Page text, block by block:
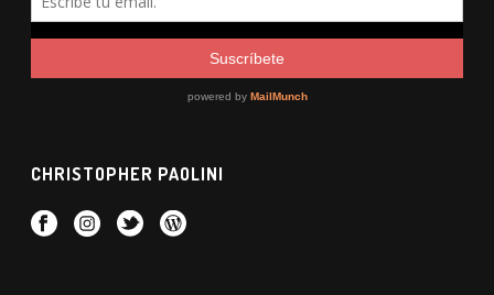
CHRISTOPHER PAOLINI